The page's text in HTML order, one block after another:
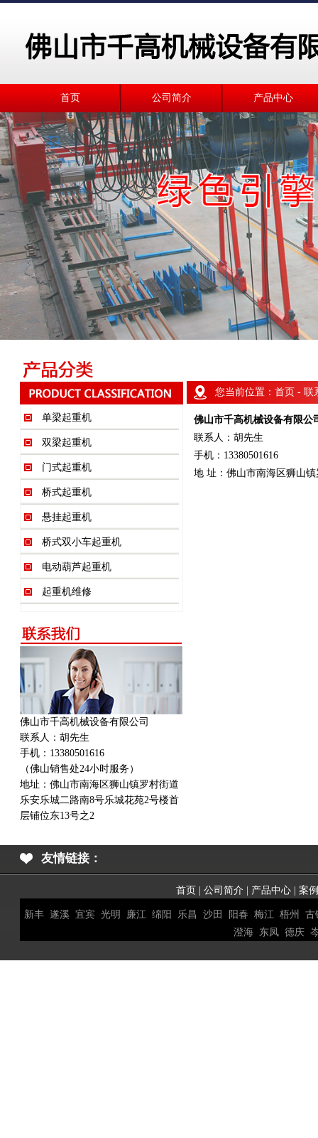
首页 公司简介 产品中心
单梁起重机
双梁起重机
门式起重机
桥式起重机
悬挂起重机
桥式双小车起重机
电动葫芦起重机
起重机维修
佛山市千高机械设备有限公司
联系人：胡先生
手机：13380501616
（佛山销售处24小时服务）
地址： 佛山市南海区狮山镇罗村街道
乐安乐城二路南8号乐城花苑2号楼首
层铺位东13号之2
您当前位置： 首页- 联
佛山市千高机械设备有限公
联系人：胡先生
手机：13380501616
地 址：佛山市南海区狮山
友情链接：
首页| 公司简介 | 产品中心| 案
新丰 遂溪 宜宾 光明 廉江 绵阳 乐昌 沙田 阳春 梅江 梧州
古
澄海
东凤 德庆